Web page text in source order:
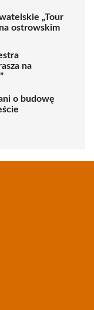
„Tour
ostrowskim
na
o budowę